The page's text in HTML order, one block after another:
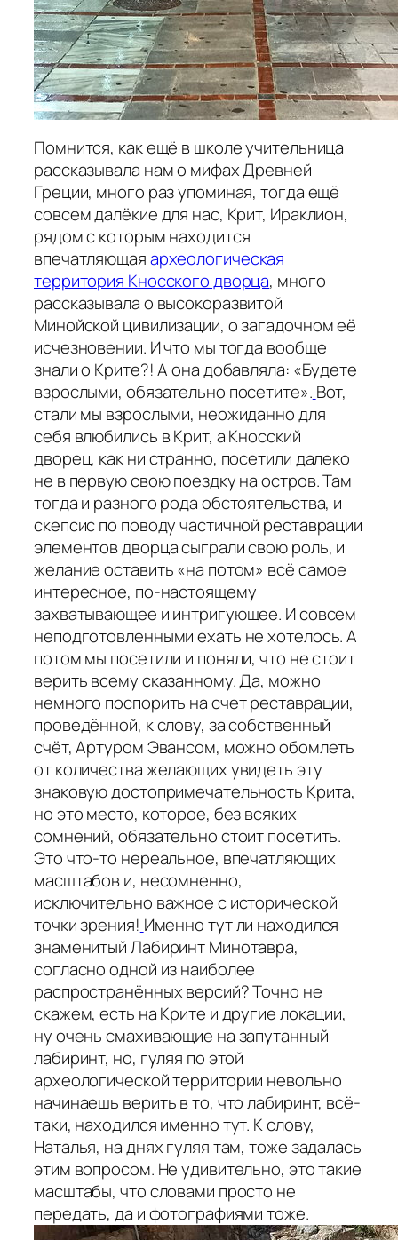
Помнится, как ещё в школе учительница
рассказывала нам о мифах Древней
Греции, много раз упоминая, тогда ещё
совсем далёкие для нас, Крит, Ираклион,
рядом с которым находится
впечатляющаяархеологическая
территория Кносского дворца, много
рассказывала о высокоразвитой
Минойской цивилизации, о загадочном её
исчезновении. И что мы тогда вообще
знали о Крите?! А она добавляла: «Будете
взрослыми, обязательно посетите». Вот,
стали мы взрослыми, неожиданно для
себя влюбились в Крит, а Кносский
дворец, как ни странно, посетили далеко
не в первую свою поездку на остров. Там
тогда и разного рода обстоятельства, и
скепсис по поводу частичной реставрации
элементов дворца сыграли свою роль, и
желание оставить «на потом» всё самое
интересное, по-настоящему
захватывающее и интригующее. И совсем
неподготовленными ехать не хотелось. А
потом мы посетили и поняли, что не стоит
верить всему сказанному. Да, можно
немного поспорить на счет реставрации,
проведённой, к слову, за собственный
счёт, Артуром Эвансом, можно обомлеть
от количества желающих увидеть эту
знаковую достопримечательность Крита,
но это место, которое, без всяких
сомнений, обязательно стоит посетить.
Это что-то нереальное, впечатляющих
масштабов и, несомненно,
исключительно важное с исторической
точки зрения! Именно тут ли находился
знаменитый Лабиринт Минотавра,
согласно одной из наиболее
распространённых версий? Точно не
скажем, есть на Крите и другие локации,
ну очень смахивающие на запутанный
лабиринт, но, гуляя по этой
археологической территории невольно
начинаешь верить в то, что лабиринт, всё-
таки, находился именно тут. К слову,
Наталья, на днях гуляя там, тоже задалась
этим вопросом. Не удивительно, это такие
масштабы, что словами просто не
передать, да и фотографиями тоже.